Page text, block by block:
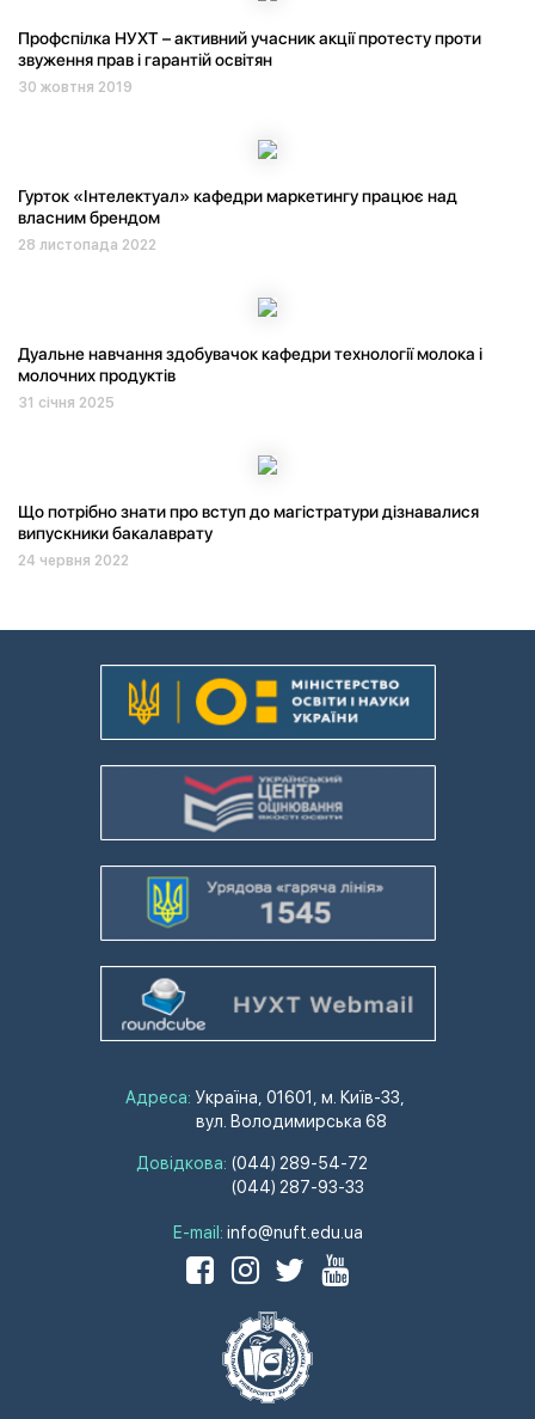
Профспілка НУХТ – активний учасник акції протесту проти
звуження прав і гарантій освітян
30 жовтня 2019
Гурток «Інтелектуал» кафедри маркетингу працює над
власним брендом
28 листопада 2022
Дуальне навчання здобувачок кафедри технології молока і
молочних продуктів
31 січня 2025
Що потрібно знати про вступ до магістратури дізнавалися
випускники бакалаврату
24 червня 2022
Адреса: Україна, 01601, м. Київ-33,
вул. Володимирська 68
Довідкова: (044) 289-54-72
(044) 287-93-33
E-mail: info@nuft.edu.ua